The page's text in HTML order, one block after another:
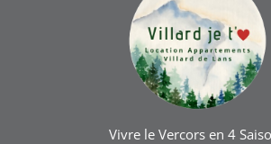
Vivre le Vercors en 4